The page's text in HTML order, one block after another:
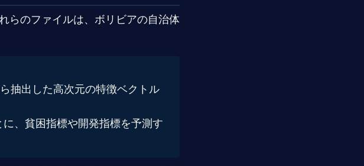
らのファイルは、ボリビアの自治体
抽出した高次元の特徴ベクトル
、貧困指標や開発指標を予測す